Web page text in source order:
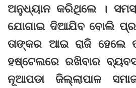
ଅନୁଧ୍ୟାନ କରିଥିଲେ ।
ଯୋଗାଇ ଦିଆଯିବ ବୋଲି
ତାଙ୍କର ଆଇ ରାଜି ହେଲେ
ହଷ୍ଟେଲରେ ରଖିବାର
ନୂଆପଡା ଜିଲ୍ଲାପାଳ